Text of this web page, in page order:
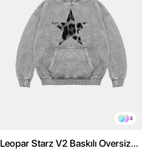
4
Leopar Starz V2 Baskılı Oversize